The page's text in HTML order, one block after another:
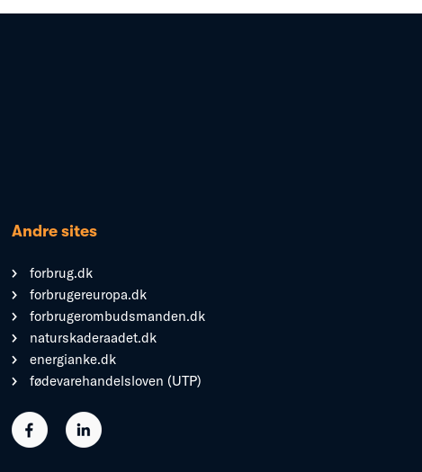
Andre sites
forbrug.dk
forbrugereuropa.dk
forbrugerombudsmanden.dk
naturskaderaadet.dk
energianke.dk
fødevarehandelsloven (UTP)